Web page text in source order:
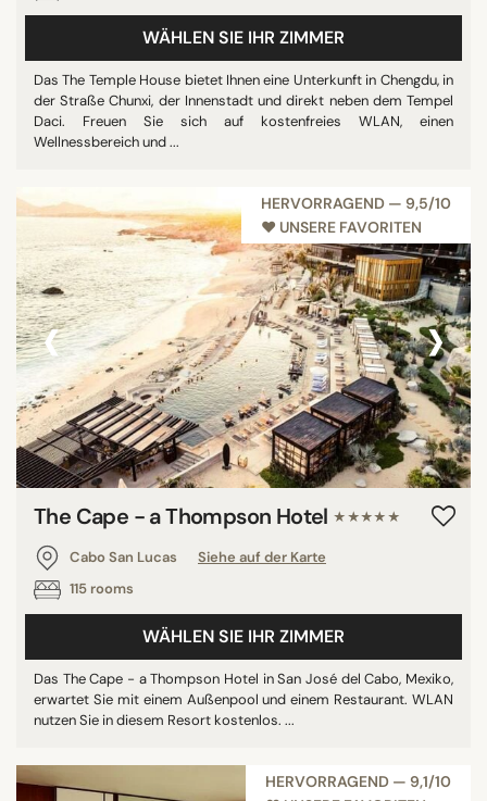
WÄHLEN SIE IHR ZIMMER
Das The Temple House bietet Ihnen eine Unterkunft in Chengdu, in
der Straße Chunxi, der Innenstadt und direkt neben dem Tempel
Daci. Freuen Sie sich auf kostenfreies WLAN, einen
Wellnessbereich und ...
HERVORRAGEND — 9,5/10
♥︎ UNSERE FAVORITEN
‹ ›
The Cape - a Thompson Hotel ★★★★★
Cabo San Lucas
Siehe auf der Karte
115 rooms
WÄHLEN SIE IHR ZIMMER
Das The Cape - a Thompson Hotel in San José del Cabo, Mexiko,
erwartet Sie mit einem Außenpool und einem Restaurant. WLAN
nutzen Sie in diesem Resort kostenlos. ...
HERVORRAGEND — 9,1/10